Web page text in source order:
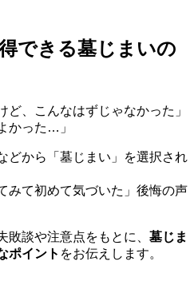
できる墓じまいの
ど、こんなはずじゃなかった」
かった…」
どから「墓じまい」を選択され
みて初めて気づいた」後悔の声
談や注意点をもとに、 墓じま
ポイント をお伝えします。